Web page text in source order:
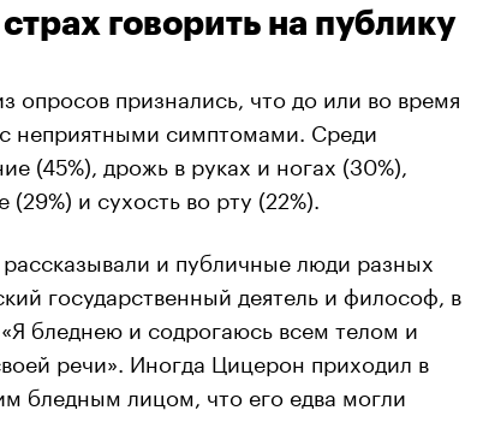
говорить на публику
опросов признались, что до или во время
неприятными симптомами. Среди
(45%), дрожь в руках и ногах (30%),
и сухость во рту (22%).
и публичные люди разных
государственный деятель и философ, в
бледнею и содрогаюсь всем телом и
речи». Иногда Цицерон приходил в
бледным лицом, что его едва могли